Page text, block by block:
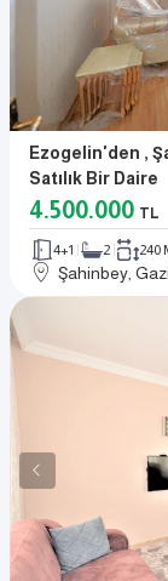
Ezogelin'den ,
Satılık Bir Daire
4.500.000 TL
4+1 2 240
Şahinbey,